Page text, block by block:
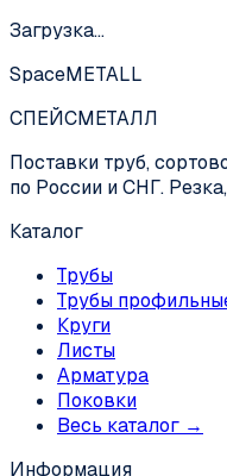
Загрузка…
SpaceMETALL
СПЕЙСМЕТАЛЛ
Поставки труб,
по России и СНГ.
Каталог
Трубы
Трубы
Круги
Листы
Арматура
Поковки
Весь каталог →
Информация